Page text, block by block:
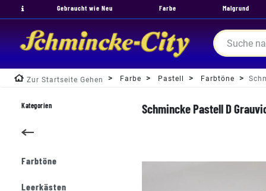
Gebraucht wie Neu Farbe Malgrund
Zur Startseite Gehen Farbe Pastell Farbtöne
Schmincke Pastell D
Kategorien
Farbtöne
Leerkästen